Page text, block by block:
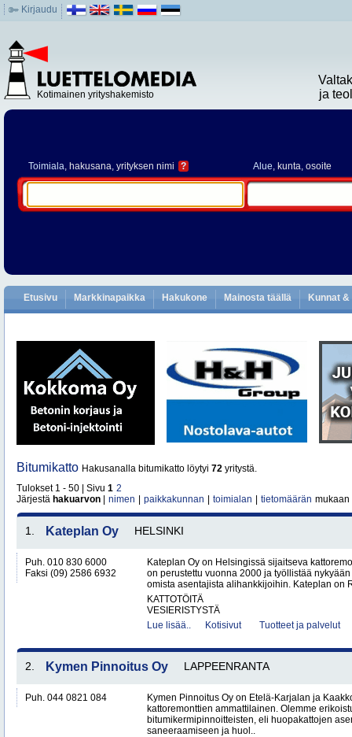
Kirjaudu
Kotimainen yrityshakemisto
ja
Toimiala, hakusana, yrityksen nimi ? Alue, kunta, osoite
Etusivu Markkinapaikka Hakukone Mainosta täällä Kunnat
Bitumikatto Hakusanalla bitumikatto löytyi 72 yritystä.
Tulokset 1 - 50 | Sivu 1 2
Järjestä hakuarvon nimen paikkakunnan toimialan tietomäärän mukaan
1. Kateplan Oy HELSINKI
Puh. 010 830 6000
Faksi (09) 2586 6932
Kateplan Oy on Helsingissä sijaitseva
on perustettu vuonna 2000 ja työllistää
omista asentajista alihankkijoihin. Kateplan on
KATTOTÖITÄ
VESIERISTYSTÄ
Lue lisää..
Kotisivut Tuotteet ja palvelut
2. Kymen Pinnoitus Oy LAPPEENRANTA
Puh. 044 0821 084
Kymen Pinnoitus Oy on Etelä-Karjalan ja
kattoremonttien ammattilainen. Olemme
bitumikermipinnoitteisten, eli huopakattojen
saneeraamiseen ja huol..